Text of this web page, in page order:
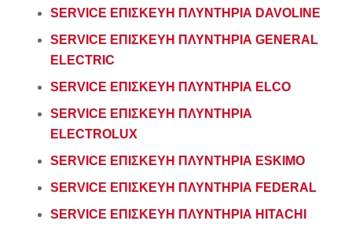
SERVICE ΕΠΙΣΚΕΥΗ ΠΛΥΝΤΗΡΙΑ DAVOLINE
SERVICE ΕΠΙΣΚΕΥΗ ΠΛΥΝΤΗΡΙΑ GENERAL
ELECTRIC
SERVICE ΕΠΙΣΚΕΥΗ ΠΛΥΝΤΗΡΙΑ ELCO
SERVICE ΕΠΙΣΚΕΥΗ ΠΛΥΝΤΗΡΙΑ
ELECTROLUX
SERVICE ΕΠΙΣΚΕΥΗ ΠΛΥΝΤΗΡΙΑ ESKIMO
SERVICE ΕΠΙΣΚΕΥΗ ΠΛΥΝΤΗΡΙΑ FEDERAL
SERVICE ΕΠΙΣΚΕΥΗ ΠΛΥΝΤΗΡΙΑ HITACHI